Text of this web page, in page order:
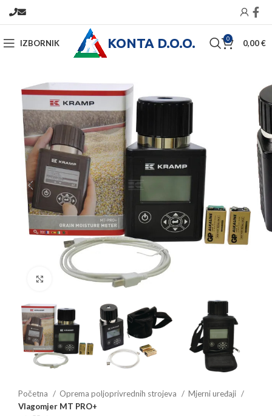
IZBORNIK KONTA D.O.O. 0 0,00€
Povećajte sliku
Početna Oprema poljoprivrednih strojeva
Mjerni uređaji
Vlagomjer MT PRO+